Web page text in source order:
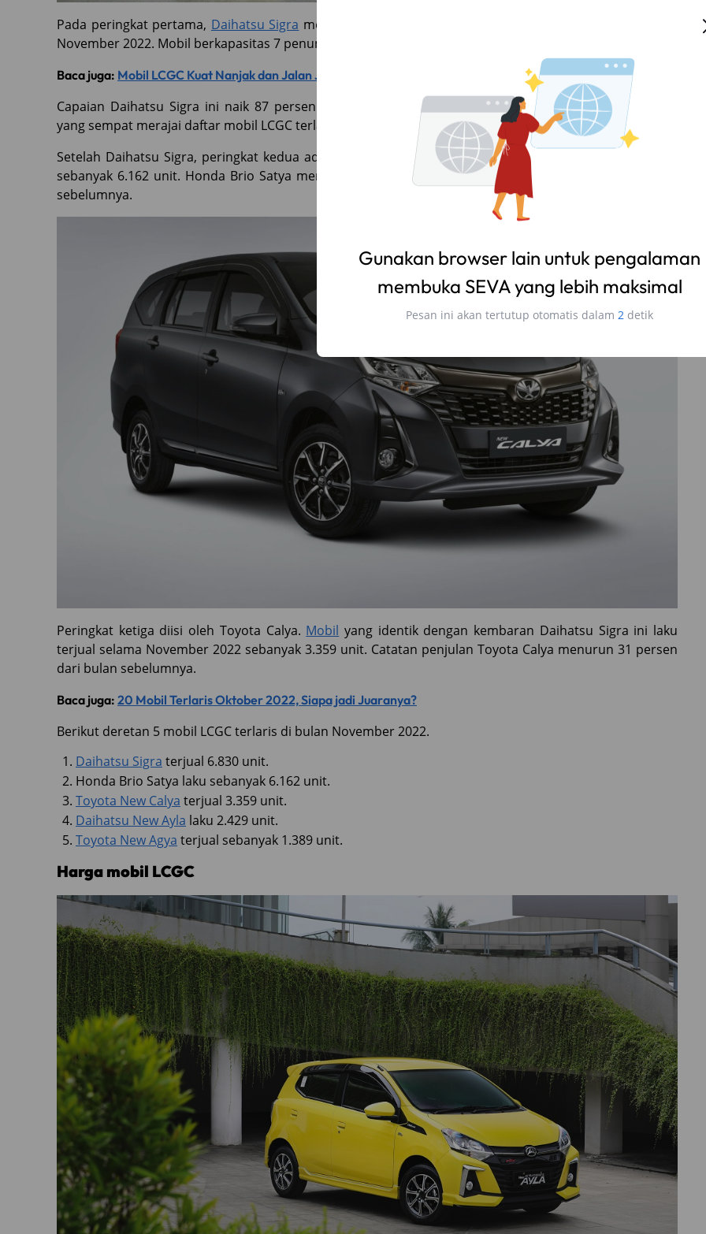
Pada peringkat pertama, Daihatsu Sigra menjadi penguasa puncak daftar mobil LCGC terlaris di bulan
November 2022. Mobil berkapasitas 7 penumpang ini laku terjual sebanyak 6.830 unit.
Baca juga: Mobil LCGC Kuat Nanjak dan Jalan Jauh, Begini Caranya!
Capaian Daihatsu Sigra ini naik 87 persen dari bulan sebelumnya sehingga menggeser Toyota Calya
yang sempat merajai daftar mobil LCGC terlaris di bulan Oktober 2022.
Setelah Daihatsu Sigra, peringkat kedua adalah Honda Brio Satya yang laku terjual kepada konsumen
sebanyak 6.162 unit. Honda Brio Satya mengalami kenaikan penjualan sebanyak 37 persen dari bulan
sebelumnya.
Peringkat ketiga diisi oleh Toyota Calya. Mobil yang identik dengan kembaran Daihatsu Sigra ini laku
terjual selama November 2022 sebanyak 3.359 unit. Catatan penjulan Toyota Calya menurun 31 persen
dari bulan sebelumnya.
Baca juga: 20 Mobil Terlaris Oktober 2022, Siapa jadi Juaranya?
Berikut deretan 5 mobil LCGC terlaris di bulan November 2022.
Daihatsu Sigra terjual 6.830 unit.
Honda Brio Satya laku sebanyak 6.162 unit.
Toyota New Calya terjual 3.359 unit.
Daihatsu New Ayla laku 2.429 unit.
Toyota New Agya terjual sebanyak 1.389 unit.
Harga mobil LCGC